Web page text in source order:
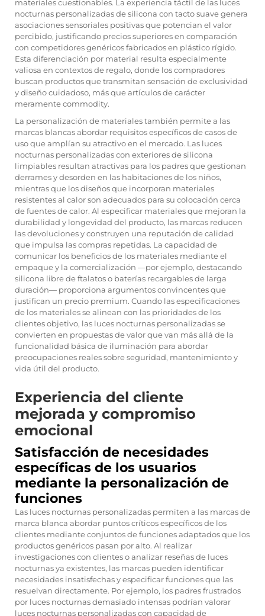
materiales cuestionables. La experiencia táctil de las luces
nocturnas personalizadas de silicona con tacto suave genera
asociaciones sensoriales positivas que potencian el valor
percibido, justificando precios superiores en comparación
con competidores genéricos fabricados en plástico rígido.
Esta diferenciación por material resulta especialmente
valiosa en contextos de regalo, donde los compradores
buscan productos que transmitan sensación de exclusividad
y diseño cuidadoso, más que artículos de carácter
meramente commodity.
La personalización de materiales también permite a las
marcas blancas abordar requisitos específicos de casos de
uso que amplían su atractivo en el mercado. Las luces
nocturnas personalizadas con exteriores de silicona
limpiables resultan atractivas para los padres que gestionan
derrames y desorden en las habitaciones de los niños,
mientras que los diseños que incorporan materiales
resistentes al calor son adecuados para su colocación cerca
de fuentes de calor. Al especificar materiales que mejoran la
durabilidad y longevidad del producto, las marcas reducen
las devoluciones y construyen una reputación de calidad
que impulsa las compras repetidas. La capacidad de
comunicar los beneficios de los materiales mediante el
empaque y la comercialización —por ejemplo, destacando
silicona libre de ftalatos o baterías recargables de larga
duración— proporciona argumentos convincentes que
justifican un precio premium. Cuando las especificaciones
de los materiales se alinean con las prioridades de los
clientes objetivo, las luces nocturnas personalizadas se
convierten en propuestas de valor que van más allá de la
funcionalidad básica de iluminación para abordar
preocupaciones reales sobre seguridad, mantenimiento y
vida útil del producto.
Experiencia del cliente
mejorada y compromiso
emocional
Satisfacción de necesidades
específicas de los usuarios
mediante la personalización de
funciones
Las luces nocturnas personalizadas permiten a las marcas de
marca blanca abordar puntos críticos específicos de los
clientes mediante conjuntos de funciones adaptados que los
productos genéricos pasan por alto. Al realizar
investigaciones con clientes o analizar reseñas de luces
nocturnas ya existentes, las marcas pueden identificar
necesidades insatisfechas y especificar funciones que las
resuelvan directamente. Por ejemplo, los padres frustrados
por luces nocturnas demasiado intensas podrían valorar
luces nocturnas personalizadas con capacidad de